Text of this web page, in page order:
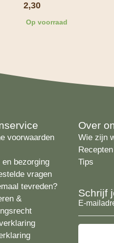
2,30
Op voorraad
voorwaarden
en bezorging
vragen
tevreden?
&
Over
Wie zijn
Recepten
Tips
Schrijf
E-
mailadres